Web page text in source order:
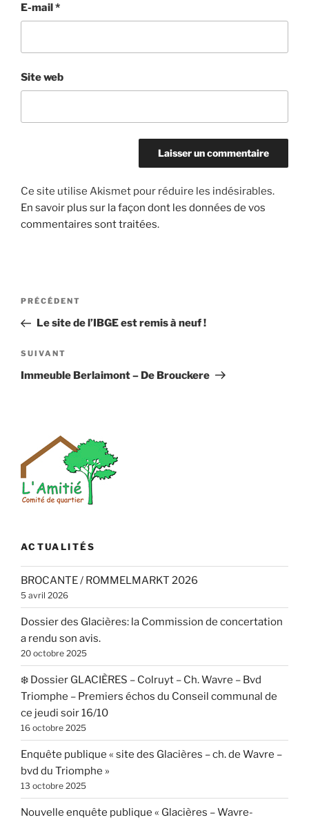
E-mail*
Site web
Ce site utilise Akismet pour réduire les indésirables.
En savoir plus sur la façon dont les données de vos
commentaires sont traitées.
Navigation
l’article
Article
précédent
PRÉCÉDENT
Le site de l’IBGE est remis à neuf !
Article
suivant
SUIVANT
Immeuble Berlaimont – De Brouckere
ACTUALITÉS
BROCANTE / ROMMELMARKT 2026
5 avril 2026
Dossier des Glacières: la Commission de concertation
a rendu son avis.
20 octobre 2025
❄️ Dossier GLACIÈRES – Colruyt – Ch. Wavre – Bvd
Triomphe – Premiers échos du Conseil communal de
ce jeudi soir 16/10
16 octobre 2025
Enquête publique « site des Glacières – ch. de Wavre –
bvd du Triomphe »
13 octobre 2025
Nouvelle enquête publique « Glacières – Wavre-